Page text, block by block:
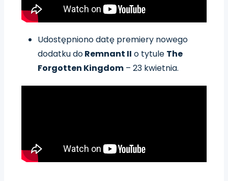
Udostępniono datę premiery nowego
dodatku doRemnant II o tytule The
Forgotten Kingdom – 23 kwietnia.